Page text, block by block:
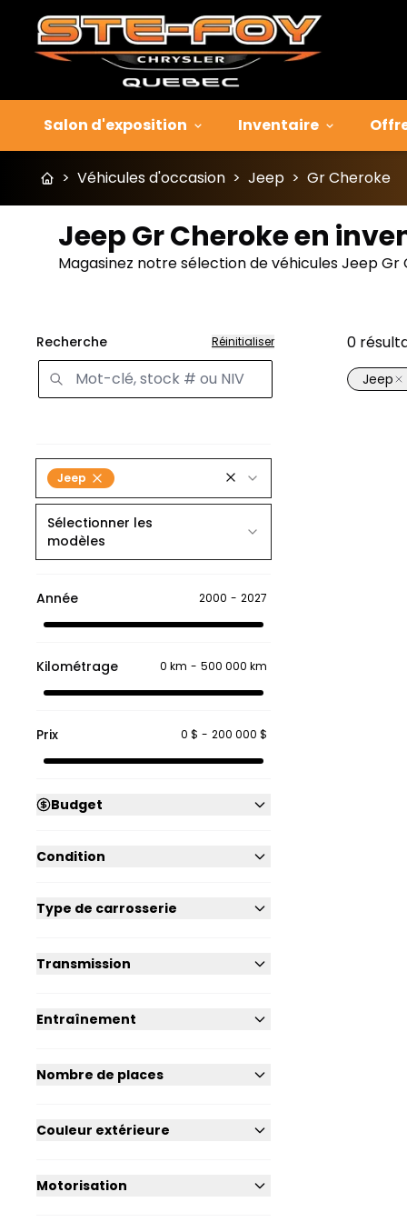
Salon d'exposition Inventaire
> Véhicules d'occasion > Jeep > Gr Cheroke
Jeep Gr Cheroke en
Magasinez notre sélection de véhicules Jeep Gr
Recherche Réinitialiser
Jeep
Sélectionner les
modèles
Année 2000 - 2027
Kilométrage 0 km - 500 000 km
Prix 0 $ - 200 000 $
Budget
Condition
Type de carrosserie
Transmission
Entraînement
Nombre de places
Couleur extérieure
Motorisation
0
Jeep